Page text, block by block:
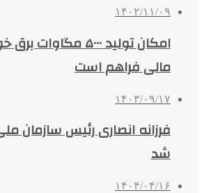
۱۴۰۲/۱۱/۰۹
امکان تولید ۵۰۰۰
مالی فراهم است
۱۴۰۳/۰۹/۱۷
فرزانه انصاری رئیس سازمان ملی
شد
۱۴۰۴/۰۴/۱۶